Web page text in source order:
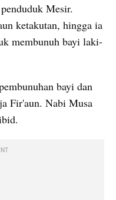
Mesir.
ketakutan, hingga ia
membunuh bayi laki-
bayi dan
Fir'aun. Nabi Musa